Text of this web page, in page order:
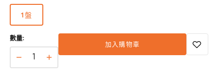
售
完
或
法
使
用
1盤
版
售
或
數量:
加入購物車